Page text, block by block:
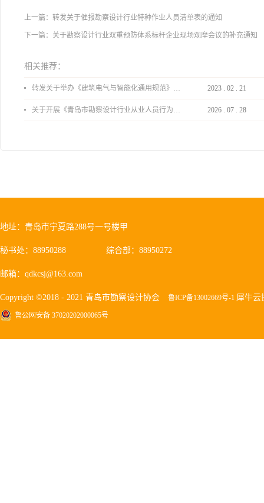
上一篇： 转发关于催报勘察设计行业特种作业人员清单表的通知
下一篇： 关于勘察设计行业双重预防体系标杆企业现场观摩会议的补充通知
相关推荐：
转发关于举办《建筑电气与智能化通用规范》 GB55024-2022公益宣贯的通知 2023 . 02 . 21
关于开展《青岛市勘察设计行业从业人员行为导则》、《青岛市住宅工程设计审查品质提升指引（2026版）》宣贯活动的通知 2026 . 07 . 28
地址：青岛市宁夏路288号一号楼甲
秘书处：88950288 综合部：88950272
邮箱：qdkcsj@163.com
Copyright ©2018 - 2021 青岛市勘察设计协会 鲁ICP备13002669号-1 犀牛云
鲁公网安备 37020202000065号